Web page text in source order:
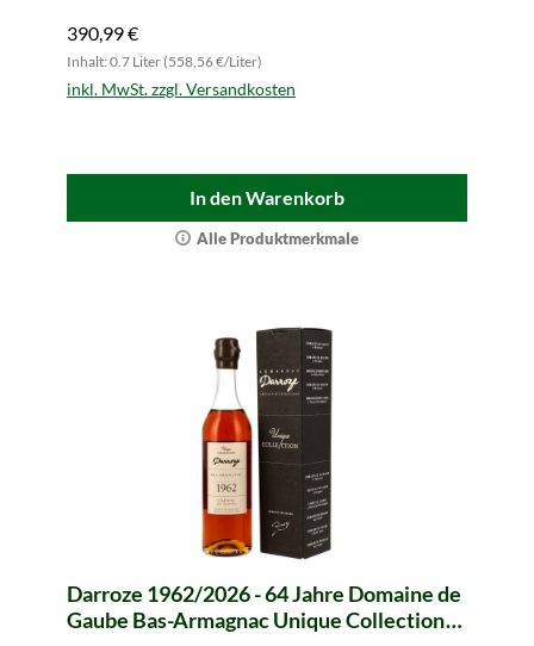
390,99 €
Inhalt: 0.7 Liter (558,56 €/Liter)
inkl. MwSt. zzgl. Versandkosten
In den Warenkorb
Alle Produktmerkmale
Darroze 1962/2026 - 64 Jahre Domaine de
Gaube Bas-Armagnac Unique Collection